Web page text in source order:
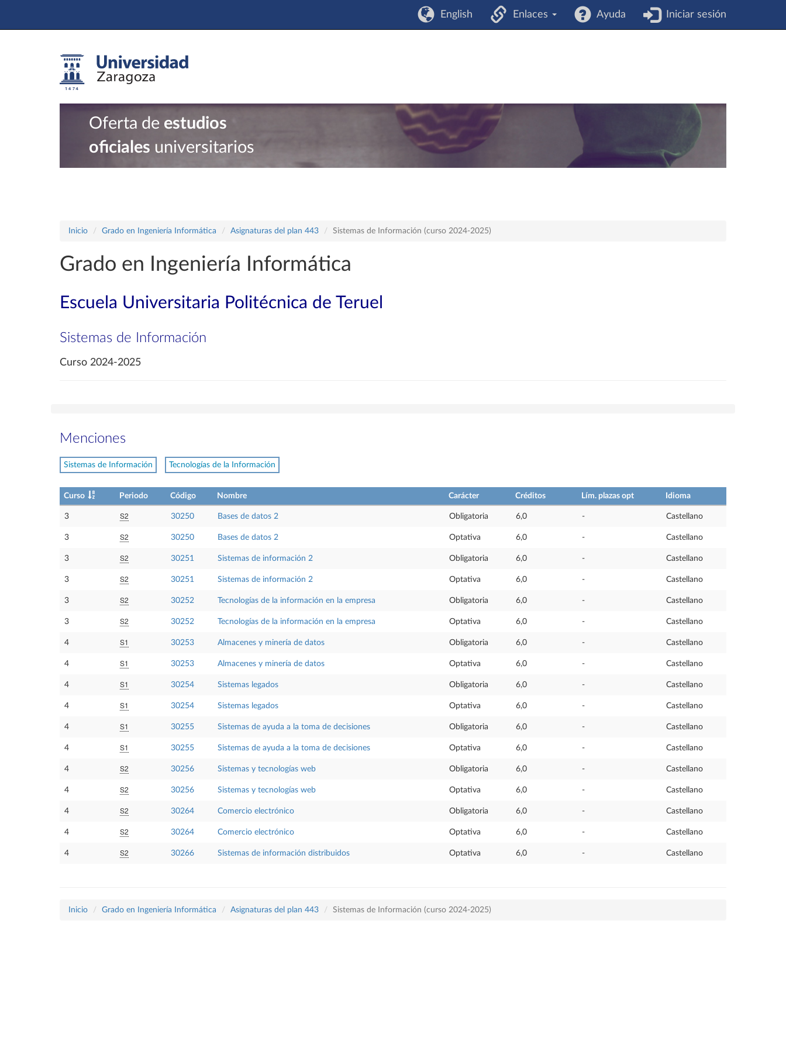
English Enlaces Ayuda Iniciar sesión
Oferta de estudios
oficiales universitarios
Inicio Grado en Ingeniería Informática Asignaturas del plan 443 Sistemas de Información (curso 2024-2025)
Grado en Ingeniería Informática
Escuela Universitaria Politécnica de Teruel
Sistemas de Información
Curso 2024-2025
Menciones
Sistemas de Información Tecnologías de la Información
Curso Periodo Código Nombre Carácter Créditos Lím. plazas opt Idioma
3 S2 30250 Bases de datos 2 Obligatoria 6,0 - Castellano
3 S2 30250 Bases de datos 2 Optativa 6,0 - Castellano
3 S2 30251 Sistemas de información 2 Obligatoria 6,0 - Castellano
3 S2 30251 Sistemas de información 2 Optativa 6,0 - Castellano
3 S2 30252 Tecnologías de la información en la empresa Obligatoria 6,0 - Castellano
3 S2 30252 Tecnologías de la información en la empresa Optativa 6,0 - Castellano
4 S1 30253 Almacenes y minería de datos Obligatoria 6,0 - Castellano
4 S1 30253 Almacenes y minería de datos Optativa 6,0 - Castellano
4 S1 30254 Sistemas legados Obligatoria 6,0 - Castellano
4 S1 30254 Sistemas legados Optativa 6,0 - Castellano
4 S1 30255 Sistemas de ayuda a la toma de decisiones Obligatoria 6,0 - Castellano
4 S1 30255 Sistemas de ayuda a la toma de decisiones Optativa 6,0 - Castellano
4 S2 30256 Sistemas y tecnologías web Obligatoria 6,0 - Castellano
4 S2 30256 Sistemas y tecnologías web Optativa 6,0 - Castellano
4 S2 30264 Comercio electrónico Obligatoria 6,0 - Castellano
4 S2 30264 Comercio electrónico Optativa 6,0 - Castellano
4 S2 30266 Sistemas de información distribuidos Optativa 6,0 - Castellano
Inicio Grado en Ingeniería Informática Asignaturas del plan 443 Sistemas de Información (curso 2024-2025)